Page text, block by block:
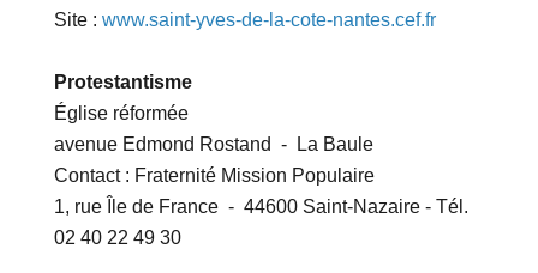
Site : www.saint-yves-de-la-cote-nantes.cef.fr
Protestantisme
Église réformée
avenue Edmond Rostand - La Baule
Contact : Fraternité Mission Populaire
1, rue Île de France - 44600 Saint-Nazaire - Tél.
02 40 22 49 30